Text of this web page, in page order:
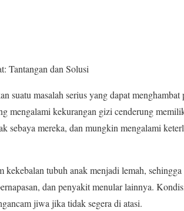
Tantangan dan Solusi
suatu masalah serius yang dapat
mengalami kekurangan gizi cenderung
sebaya mereka, dan mungkin mengalami
tubuh anak menjadi lemah,
dan penyakit menular lainnya.
jiwa jika tidak segera di atasi.